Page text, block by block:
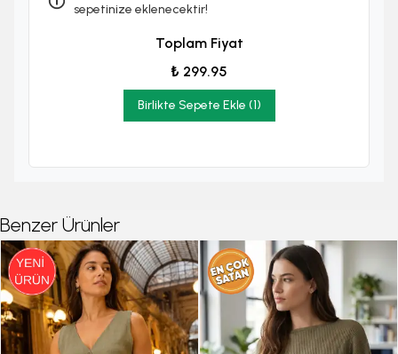
sepetinize eklenecektir!
Toplam Fiyat
₺ 299.95
Birlikte Sepete Ekle (1)
Benzer Ürünler